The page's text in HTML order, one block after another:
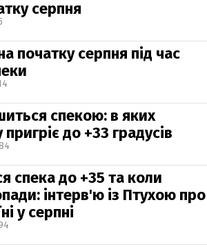
серпня
початку серпня під час
спекою: в яких
пригріє до +33 градусів
спека до +35 та коли
інтерв'ю із Птухою про
у серпні